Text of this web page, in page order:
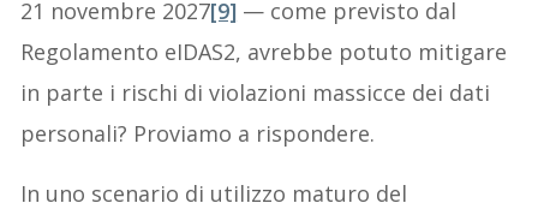
21 novembre 2027[9] — come previsto dal
Regolamento eIDAS2, avrebbe potuto mitigare
in parte i rischi di violazioni massicce dei dati
personali? Proviamo a rispondere.
In uno scenario di utilizzo maturo del